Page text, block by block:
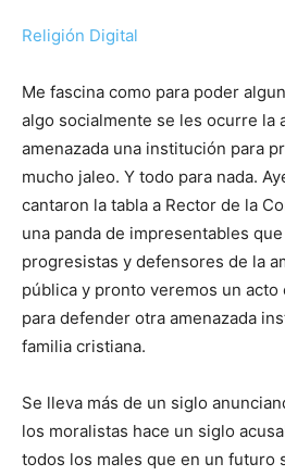
Religión Digital
Me fascina como para poder
algo socialmente se les ocurre la
amenazada una institución para
mucho jaleo. Y todo para nada.
cantaron la tabla a Rector de la
una panda de impresentables
progresistas y defensores de la
pública y pronto veremos un acto
para defender otra amenazada
familia cristiana.
Se lleva más de un siglo
los moralistas hace un siglo
todos los males que en un futuro